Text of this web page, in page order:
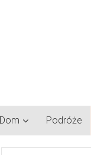
Dom Podróże